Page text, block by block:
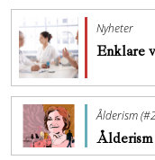
Nyheter
Enklare
Ålderism